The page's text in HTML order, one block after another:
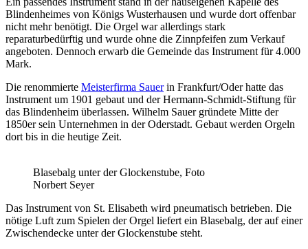
Blindenheimes von Königs Wusterhausen und wurde dort offenbar
nicht mehr benötigt. Die Orgel war allerdings stark
reparaturbedürftig und wurde ohne die Zinnpfeifen zum Verkauf
angeboten. Dennoch erwarb die Gemeinde das Instrument für 4.000
Mark.
Die renommierte Meisterfirma Sauerin Frankfurt/Oder hatte das
Instrument um 1901 gebaut und der Hermann-Schmidt-Stiftung für
das Blindenheim überlassen. Wilhelm Sauer gründete Mitte der
1850er sein Unternehmen in der Oderstadt. Gebaut werden Orgeln
dort bis in die heutige Zeit.
Blasebalg unter der Glockenstube, Foto
Norbert Seyer
Das Instrument von St. Elisabeth wird pneumatisch betrieben. Die
nötige Luft zum Spielen der Orgel liefert ein Blasebalg, der auf einer
Zwischendecke unter der Glockenstube steht.